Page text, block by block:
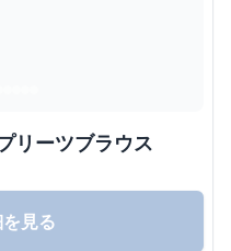
リーツブラウス
見る